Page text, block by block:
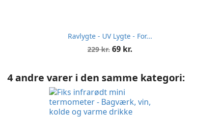
Ravlygte - UV Lygte - For...
Normalpris
229 kr. Pris
69 kr.
4 andre varer i den samme kategori: